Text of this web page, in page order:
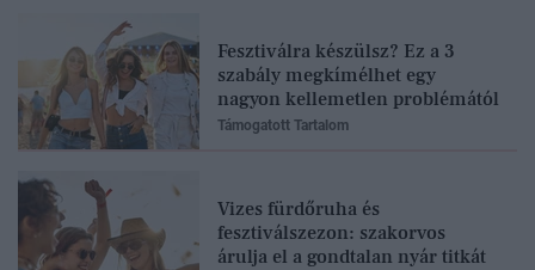
Fesztiválra készülsz? Ez a 3
szabály megkímélhet egy
nagyon kellemetlen problémától
Támogatott Tartalom
Vizes fürdőruha és
fesztiválszezon: szakorvos
árulja el a gondtalan nyár titkát